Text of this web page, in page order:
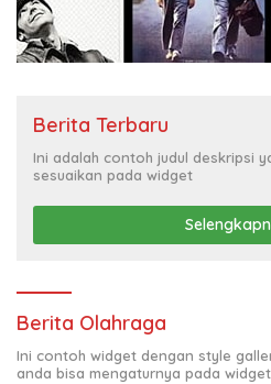
Berita Terbaru
Ini adalah contoh judul deskripsi
sesuaikan pada widget
Berita Olahraga
Ini contoh widget dengan style
anda bisa mengaturnya pada